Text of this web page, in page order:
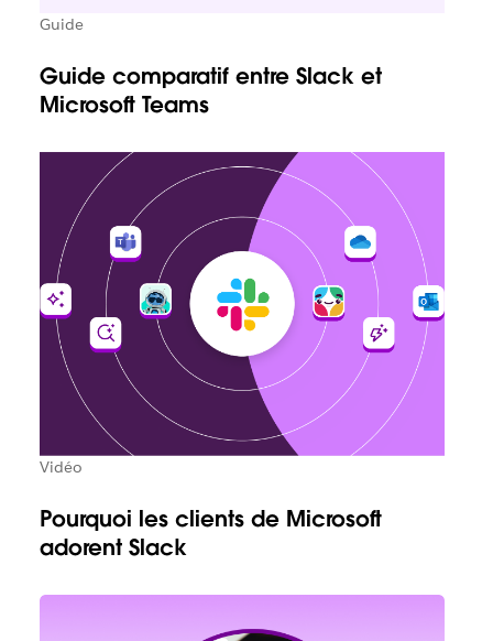
Guide
Guide comparatif entre Slack et
Microsoft Teams
Vidéo
Pourquoi les clients de Microsoft
adorent Slack